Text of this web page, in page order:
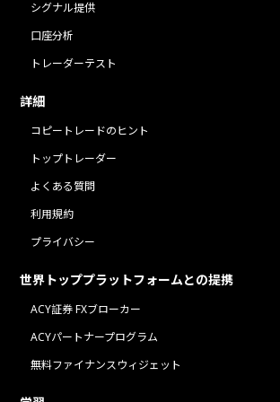
シグナル提供
口座分析
トレーダーテスト
詳細
コピートレードのヒント
トップトレーダー
よくある質問
利用規約
プライバシー
世界トッププラットフォームとの提携
ACY証券 FXブローカー
ACYパートナープログラム
無料ファイナンスウィジェット